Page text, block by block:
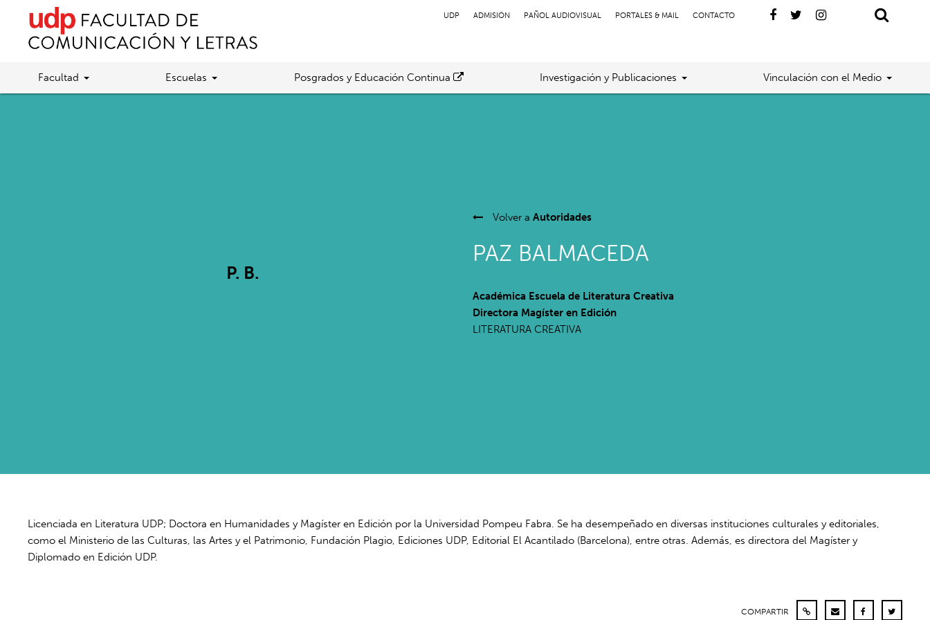
UDP ADMISIÓN PAÑOL AUDIOVISUAL PORTALES & MAIL CONTACTO
Facultad Escuelas Posgrados y Educación Continua Investigación y Publicaciones Vinculación con el Medio
P. B.
Volver aAutoridades
PAZ BALMACEDA
Académica Escuela de Literatura Creativa
Directora Magíster en Edición
LITERATURA CREATIVA
Licenciada en Literatura UDP; Doctora en Humanidades y Magíster en Edición por la Universidad Pompeu Fabra. Se ha desempeñado en diversas instituciones culturales y editoriales,
como el Ministerio de las Culturas, las Artes y el Patrimonio, Fundación Plagio, Ediciones UDP, Editorial El Acantilado (Barcelona), entre otras. Además, es directora del Magíster y
Diplomado en Edición UDP.
COMPARTIR